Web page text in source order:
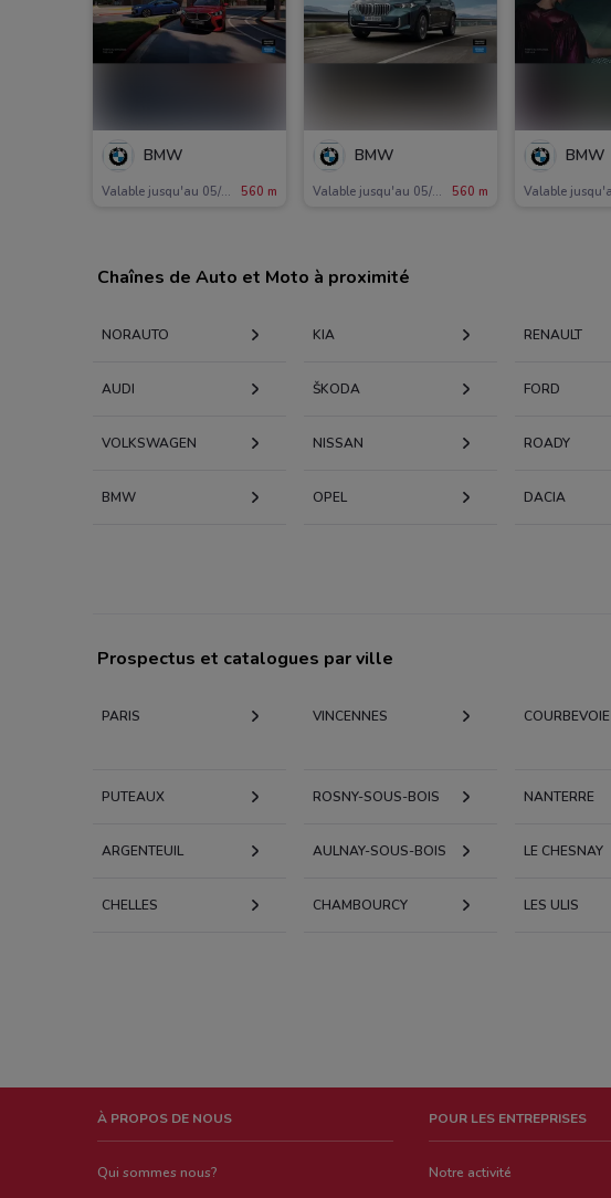
BMW
Valable jusqu'au 05/11 560 m
BMW
Valable jusqu'au 05/11 560 m
BMW
Chaînes de Auto et Moto à proximité
NORAUTO KIA RENAULT
AUDI KODA FORD
VOLKSWAGEN NISSAN ROADY
BMW OPEL DACIA
Prospectus et catalogues par ville
PARIS VINCENNES COURBEVOIE
PUTEAUX ROSNY-SOUS-BOIS NANTERRE
ARGENTEUIL AULNAY-SOUS-BOIS LE CHESNAY
CHELLES CHAMBOURCY LES ULIS
À PROPOS DE NOUS
Qui sommes nous?
POUR LES ENTREPRISES
Notre activité